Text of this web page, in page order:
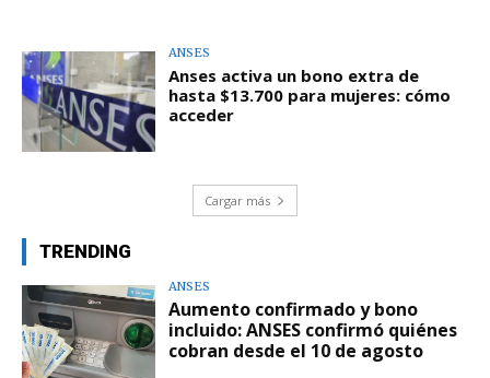
ANSES
Anses activa un bono extra de
hasta $13.700 para mujeres: cómo
acceder
Cargar más
TRENDING
ANSES
Aumento confirmado y bono
incluido: ANSES confirmó quiénes
cobran desde el 10 de agosto